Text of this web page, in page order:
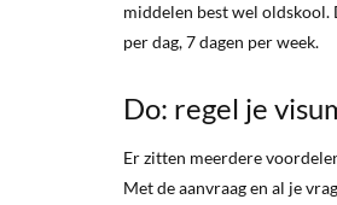
middelen best wel oldskool.
per dag, 7 dagen per week.
Do: regel je
Er zitten meerdere
Met de aanvraag en al je